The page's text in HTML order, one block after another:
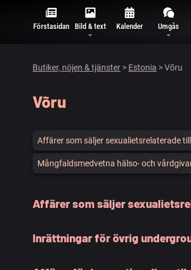
Förstasidan
Bild & text Kalender Umgås
Butiker, nöjen & tjänster > Estonia > Võru
Võru
Affärer som säljer sexualietsrelaterade
Mångfaldsmedvetna hälso- och
Affärer som säljer
Inrättningar för övrig